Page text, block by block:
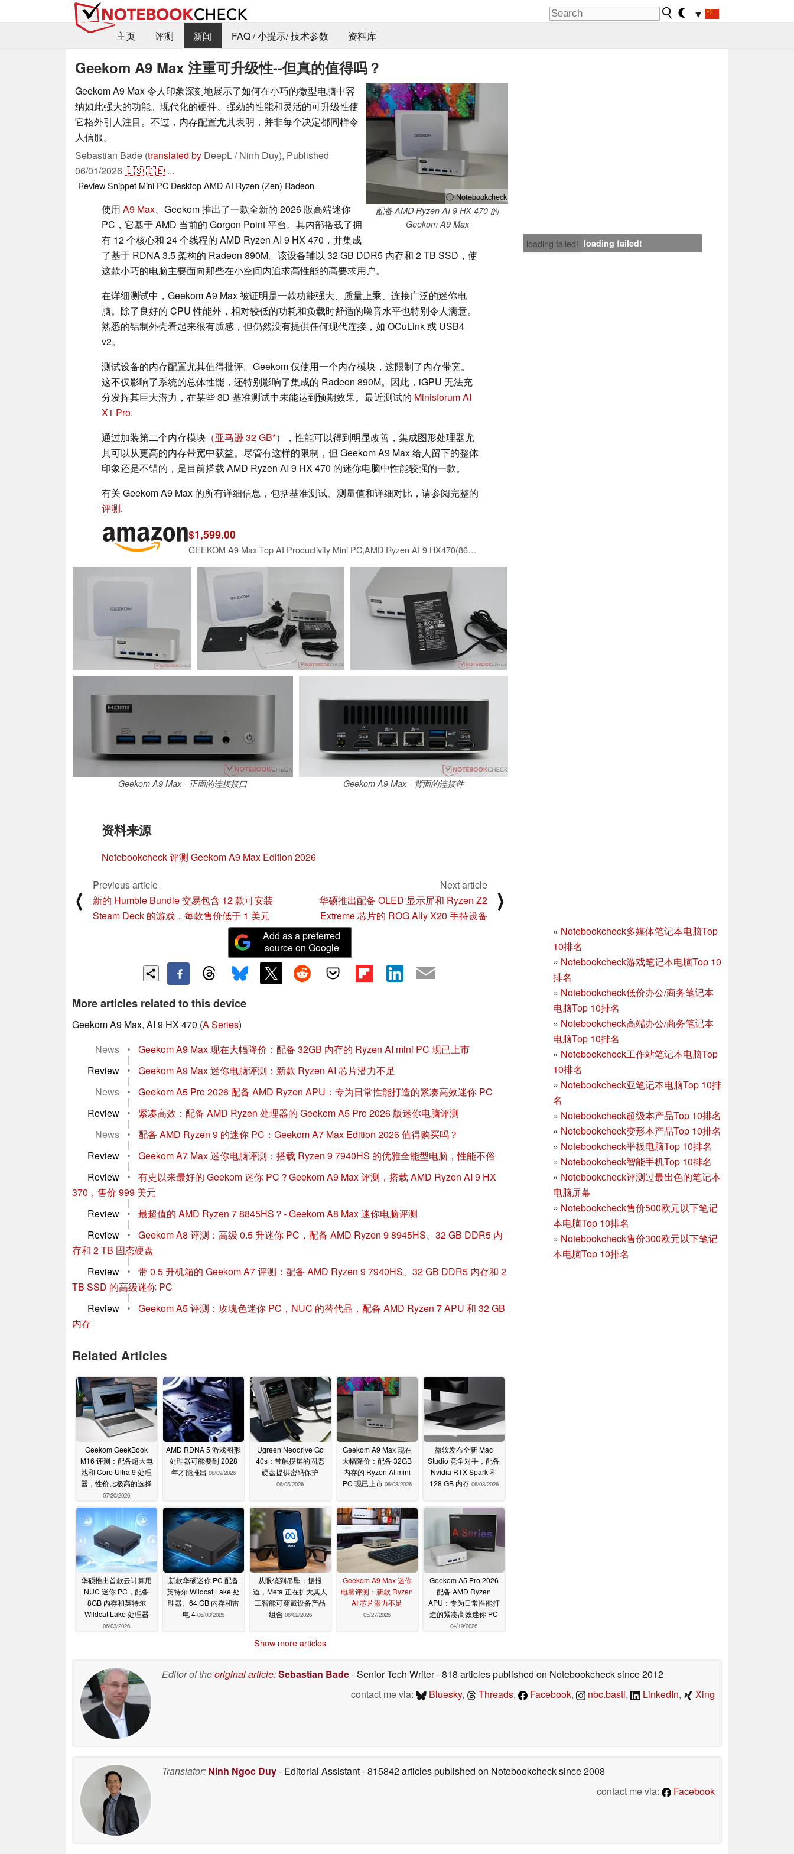
▼
主页
评测 新闻 FAQ / 小提示/ 技术参数 资料库
Geekom A9 Max 注重可升级性--但真的值得吗？
ⓘ Notebookcheck
配备 AMD Ryzen AI 9 HX 470 的
Geekom A9 Max
Geekom A9 Max 令人印象深刻地展示了如何在小巧的微型电脑中容
纳如此强大的功能。现代化的硬件、强劲的性能和灵活的可升级性使
它格外引人注目。不过，内存配置尤其表明，并非每个决定都同样令
人信服。
Sebastian Bade (translated by DeepL / Ninh Duy), Published
06/01/2026🇺🇸🇩🇪 ...
Review Snippet Mini PC DesktopAMDAI Ryzen (Zen) Radeon
loading failed! loading failed!
使用 A9 Max、 Geekom 推出了一款全新的 2026 版高端迷你
PC，它基于 AMD 当前的 Gorgon Point 平台。其内部搭载了拥
有 12 个核心和 24 个线程的 AMD Ryzen AI 9 HX 470，并集成
了基于 RDNA 3.5 架构的 Radeon 890M。该设备辅以 32 GB DDR5 内存和 2 TB SSD，使
这款小巧的电脑主要面向那些在小空间内追求高性能的高要求用户。
在详细测试中，Geekom A9 Max 被证明是一款功能强大、质量上乘、连接广泛的迷你电
脑。除了良好的 CPU 性能外，相对较低的功耗和负载时舒适的噪音水平也特别令人满意。
熟悉的铝制外壳看起来很有质感，但仍然没有提供任何现代连接，如 OCuLink 或 USB4
v2。
测试设备的内存配置尤其值得批评。Geekom 仅使用一个内存模块，这限制了内存带宽。
这不仅影响了系统的总体性能，还特别影响了集成的 Radeon 890M。因此，iGPU 无法充
分发挥其巨大潜力，在某些 3D 基准测试中未能达到预期效果。最近测试的 Minisforum AI
X1 Pro.
通过加装第二个内存模块 （亚马逊 32 GB ），性能可以得到明显改善，集成图形处理器尤
其可以从更高的内存带宽中获益。尽管有这样的限制，但 Geekom A9 Max 给人留下的整体
印象还是不错的，是目前搭载 AMD Ryzen AI 9 HX 470 的迷你电脑中性能较强的一款。
有关 Geekom A9 Max 的所有详细信息，包括基准测试、测量值和详细对比，请参阅完整的
评测.
$1,599.00
GEEKOM A9 Max Top AI Productivity Mini PC,AMD Ryzen AI 9 HX470(86 Tops)DDR5
Geekom A9 Max - 正面的连接接口 Geekom A9 Max - 背面的连接件
资料来源
Notebookcheck 评测 Geekom A9 Max Edition 2026
⟨
Previous article
新的 Humble Bundle 交易包含 12 款可安装
Steam Deck 的游戏，每款售价低于 1 美元
Next article
华硕推出配备 OLED 显示屏和 Ryzen Z2
Extreme 芯片的 ROG Ally X20 手持设备
⟩
» Notebookcheck多媒体笔记本电脑Top
10排名
» Notebookcheck游戏笔记本电脑Top 10
排名
» Notebookcheck低价办公/商务笔记本
电脑Top 10排名
» Notebookcheck高端办公/商务笔记本
电脑Top 10排名
» Notebookcheck工作站笔记本电脑Top
10排名
» Notebookcheck亚笔记本电脑Top 10排
名
» Notebookcheck超级本产品Top 10排名
» Notebookcheck变形本产品Top 10排名
» Notebookcheck平板电脑Top 10排名
» Notebookcheck智能手机Top 10排名
» Notebookcheck评测过最出色的笔记本
电脑屏幕
» Notebookcheck售价500欧元以下笔记
本电脑Top 10排名
» Notebookcheck售价300欧元以下笔记
本电脑Top 10排名
Add as a preferred
source on Google
More articles related to this device
Geekom A9 Max, AI 9 HX 470 (A Series)
News
• Geekom A9 Max 现在大幅降价：配备 32GB 内存的 Ryzen AI mini PC 现已上市
|
Review
• Geekom A9 Max 迷你电脑评测：新款 Ryzen AI 芯片潜力不足
|
News
• Geekom A5 Pro 2026 配备 AMD Ryzen APU：专为日常性能打造的紧凑高效迷你 PC
|
Review
• 紧凑高效：配备 AMD Ryzen 处理器的 Geekom A5 Pro 2026 版迷你电脑评测
|
News
• 配备 AMD Ryzen 9 的迷你 PC：Geekom A7 Max Edition 2026 值得购买吗？
|
Review
• Geekom A7 Max 迷你电脑评测：搭载 Ryzen 9 7940HS 的优雅全能型电脑，性能不俗
|
Review
•
有史以来最好的 Geekom 迷你 PC？Geekom A9 Max 评测，搭载 AMD Ryzen AI 9 HX
370，售价 999 美元
|
Review
• 最超值的 AMD Ryzen 7 8845HS？- Geekom A8 Max 迷你电脑评测
|
Review
•
Geekom A8 评测：高级 0.5 升迷你 PC，配备 AMD Ryzen 9 8945HS、32 GB DDR5 内
存和 2 TB 固态硬盘
|
Review
•
带 0.5 升机箱的 Geekom A7 评测：配备 AMD Ryzen 9 7940HS、32 GB DDR5 内存和 2
TB SSD 的高级迷你 PC
|
Review
•
Geekom A5 评测：玫瑰色迷你 PC，NUC 的替代品，配备 AMD Ryzen 7 APU 和 32 GB
内存
Related Articles
Geekom GeekBook
M16 评测：配备超大电
池和 Core Ultra 9 处理
器，性价比极高的选择
07/20/2026
AMD RDNA 5 游戏图形
处理器可能要到 2028
年才能推出 06/09/2026
Ugreen Neodrive Go
40s：带触摸屏的固态
硬盘提供密码保护
06/05/2026
Geekom A9 Max 现在
大幅降价：配备 32GB
内存的 Ryzen AI mini
PC 现已上市 06/03/2026
微软发布全新 Mac
Studio 竞争对手，配备
Nvidia RTX Spark 和
128 GB 内存 06/03/2026
华硕推出首款云计算用
NUC 迷你 PC，配备
8GB 内存和英特尔
Wildcat Lake 处理器
06/03/2026
新款华硕迷你 PC 配备
英特尔 Wildcat Lake 处
理器、64 GB 内存和雷
电 4 06/03/2026
从眼镜到吊坠：据报
道，Meta 正在扩大其人
工智能可穿戴设备产品
组合 06/02/2026
Geekom A9 Max 迷你
电脑评测：新款 Ryzen
AI 芯片潜力不足
05/27/2026
Geekom A5 Pro 2026
配备 AMD Ryzen
APU：专为日常性能打
造的紧凑高效迷你 PC
04/19/2026
Show more articles
Editor of theoriginal article:Sebastian Bade- Senior Tech Writer- 818 articles published on Notebookchecksince 2012
contact me via:
Bluesky, Threads, Facebook, nbc.basti, LinkedIn, Xing
Translator: Ninh Ngoc Duy- Editorial Assistant- 815842 articles published on Notebookchecksince 2008
contact me via:
Facebook